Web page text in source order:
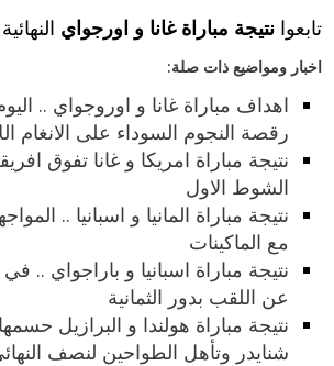
تابعوانتيجة مباراة غانا و اورجواي
اخبار ومواضيع ذات صلة:
اهداف مباراة غانا و اوروجواي ..
رقصة النجوم السوداء على الانغام
نتيجة مباراة امريكا و غانا تفوق
الشوط الاول
نتيجة مباراة المانيا و اسبانيا ..
مع الماكينات
نتيجة مباراة اسبانيا و باراجواي ..
عن اللقب بدور الثمانية
نتيجة مباراة هولندا و البرازيل
شنايدر وتأهل الطواحين لنصف